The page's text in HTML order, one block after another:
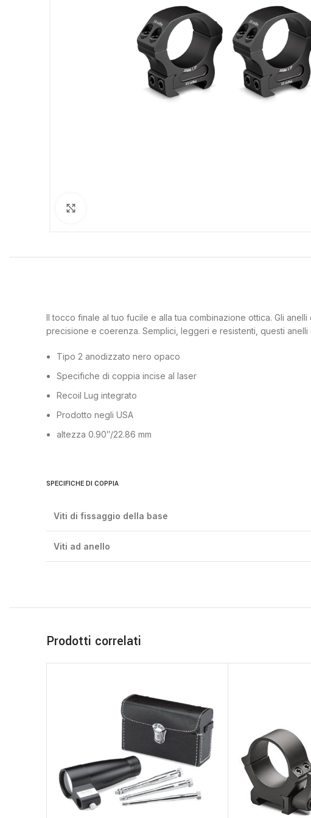
Il tocco finale al tuo fucile e alla tua combinazione ottica. Gli
precisione e coerenza. Semplici, leggeri e resistenti, questi
Tipo 2 anodizzato nero opaco
Specifiche di coppia incise al laser
Recoil Lug integrato
Prodotto negli USA
altezza 0.90″/22.86 mm
SPECIFICHE DI COPPIA
Viti di fissaggio della base
Viti ad anello
Prodotti correlati